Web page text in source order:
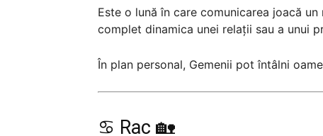
Este o lună în care comunicarea joacă
complet dinamica unei relații sau a unui
În plan personal, Gemenii pot întâlni
♋ Rac 🏡